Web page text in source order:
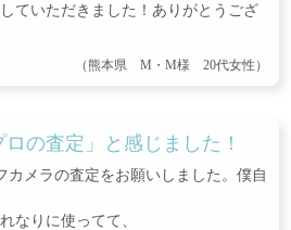
ていただきました！ありがとうござ
（熊本県 M・M様 20代女性）
ロの査定」と感じました！
カメラの査定をお願いしました。僕自
なりに使ってて、